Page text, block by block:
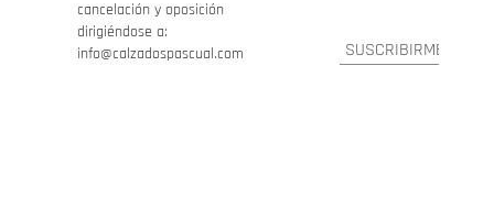
cancelación y oposición
dirigiéndose a:
info@calzadospascual.com